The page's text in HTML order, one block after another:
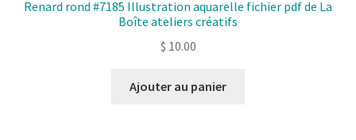
Renard rond #7185 Illustration aquarelle fichier pdf de La
Boîte ateliers créatifs
$ 10.00
Ajouter au panier